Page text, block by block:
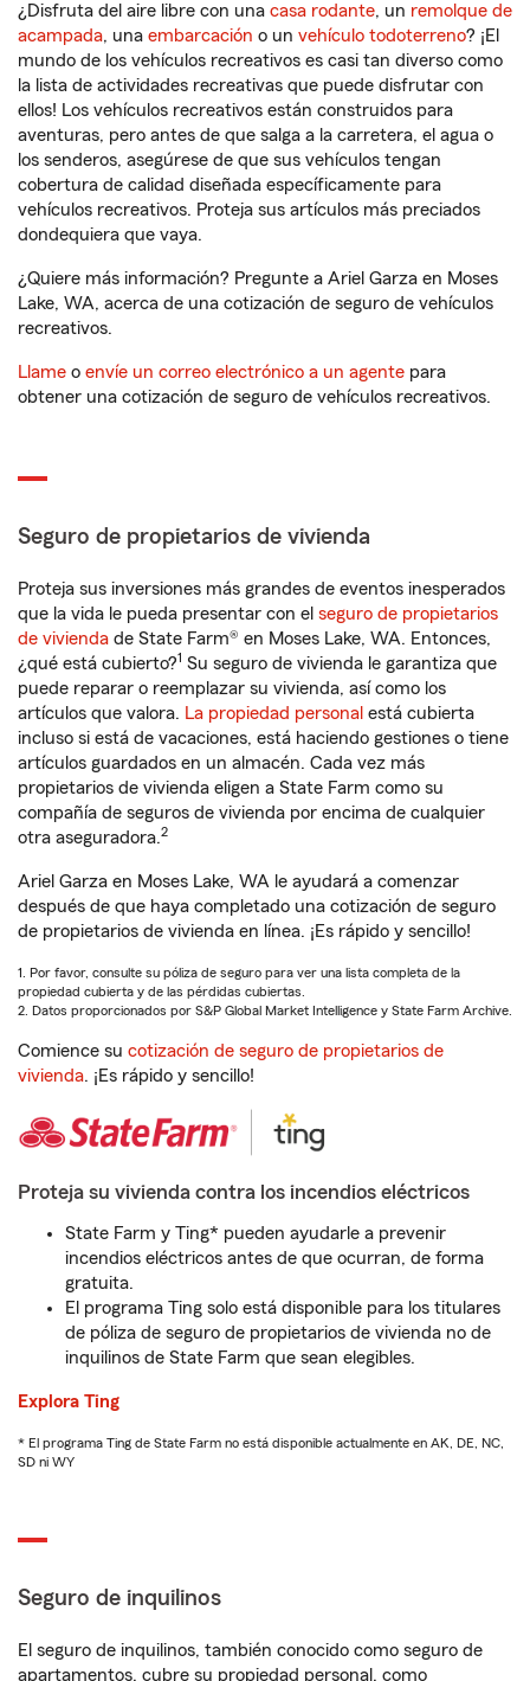
¿Disfruta del aire libre con una casa rodante, un remolque de
acampada, una embarcación o un vehículo todoterreno? ¡El
mundo de los vehículos recreativos es casi tan diverso como
la lista de actividades recreativas que puede disfrutar con
ellos! Los vehículos recreativos están construidos para
aventuras, pero antes de que salga a la carretera, el agua o
los senderos, asegúrese de que sus vehículos tengan
cobertura de calidad diseñada específicamente para
vehículos recreativos. Proteja sus artículos más preciados
dondequiera que vaya.
¿Quiere más información? Pregunte a Ariel Garza en Moses
Lake, WA, acerca de una cotización de seguro de vehículos
recreativos.
Llame o envíe un correo electrónico a un agente para
obtener una cotización de seguro de vehículos recreativos.
Seguro de propietarios de vivienda
Proteja sus inversiones más grandes de eventos inesperados
que la vida le pueda presentar con el seguro de propietarios
de vivienda de State Farm® en Moses Lake, WA. Entonces,
¿qué está cubierto?1 Su seguro de vivienda le garantiza que
puede reparar o reemplazar su vivienda, así como los
artículos que valora. La propiedad personal está cubierta
incluso si está de vacaciones, está haciendo gestiones o tiene
artículos guardados en un almacén. Cada vez más
propietarios de vivienda eligen a State Farm como su
compañía de seguros de vivienda por encima de cualquier
otra aseguradora.2
Ariel Garza en Moses Lake, WA le ayudará a comenzar
después de que haya completado una cotización de seguro
de propietarios de vivienda en línea. ¡Es rápido y sencillo!
1. Por favor, consulte su póliza de seguro para ver una lista completa de la
propiedad cubierta y de las pérdidas cubiertas.
2. Datos proporcionados por S&P Global Market Intelligence y State Farm Archive.
Comience su cotización de seguro de propietarios de
vivienda. ¡Es rápido y sencillo!
Proteja su vivienda contra los incendios eléctricos
State Farm y Ting* pueden ayudarle a prevenir
incendios eléctricos antes de que ocurran, de forma
gratuita.
El programa Ting solo está disponible para los titulares
de póliza de seguro de propietarios de vivienda no de
inquilinos de State Farm que sean elegibles.
Explora Ting
* El programa Ting de State Farm no está disponible actualmente en AK, DE, NC,
SD ni WY
Seguro de inquilinos
El seguro de inquilinos, también conocido como seguro de
apartamentos, cubre su propiedad personal, como